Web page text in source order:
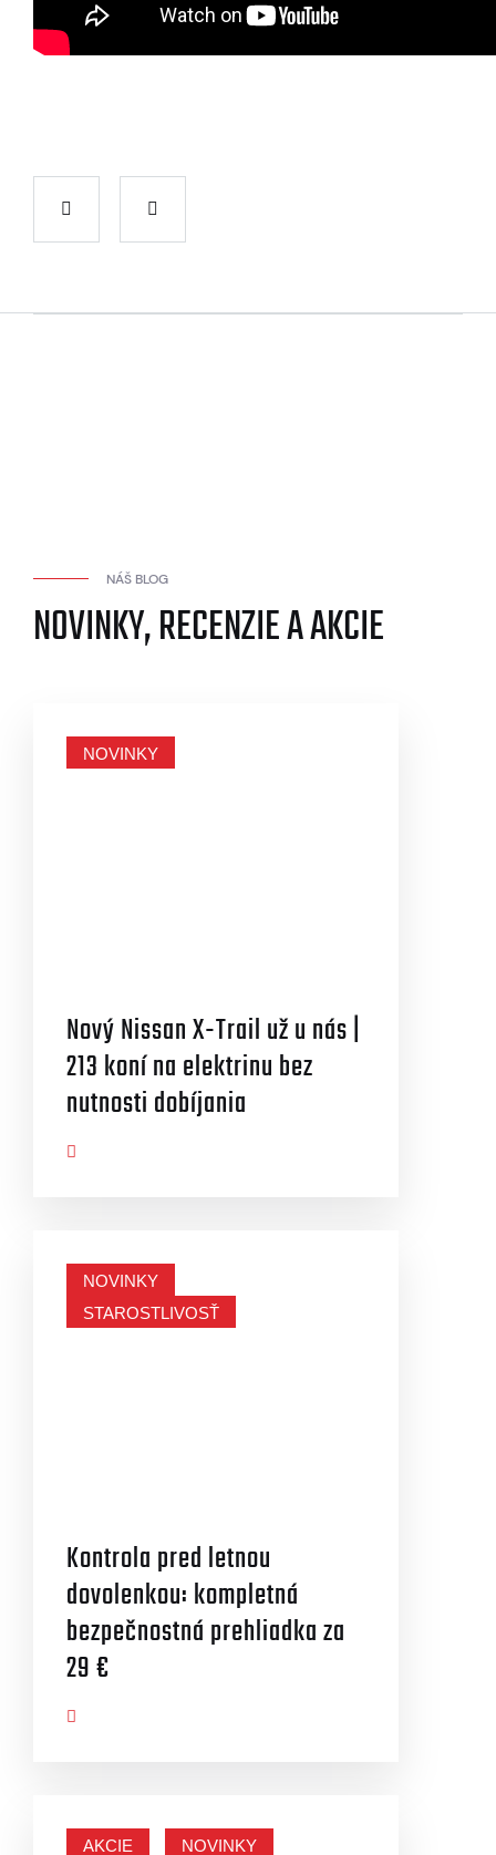
NÁŠ BLOG
NOVINKY, RECENZIE A AKCIE
NOVINKY
Nový Nissan X-Trail už u nás |
213 koní na elektrinu bez
nutnosti dobíjania
NOVINKY
STAROSTLIVOSŤ
Kontrola pred letnou
dovolenkou: kompletná
bezpečnostná prehliadka za
29 €
AKCIE NOVINKY